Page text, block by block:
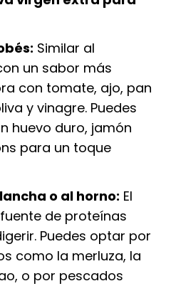
Similar al
un sabor más
con tomate, ajo, pan
y vinagre. Puedes
huevo duro, jamón
para un toque
o al horno: El
de proteínas
Puedes optar por
como la merluza, la
o por pescados